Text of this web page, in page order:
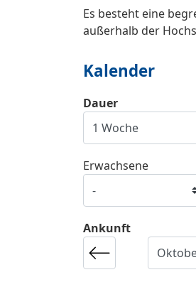
Es besteht eine
außerhalb der
Kalender
Ankunft
Dauer
Erwachsene